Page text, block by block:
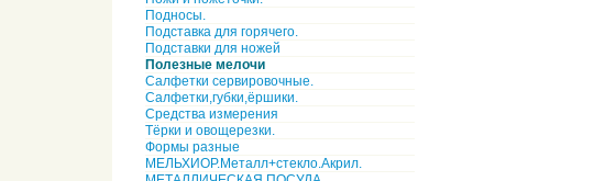
Подносы.
Подставка для горячего.
Подставки для ножей
Полезные мелочи
Салфетки сервировочные.
Салфетки,губки,ёршики.
Средства измерения
Тёрки и овощерезки.
Формы разные
МЕЛЬХИОР.Металл+стекло.Акрил.